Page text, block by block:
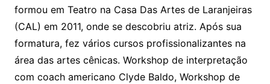
formou em Teatro na Casa Das Artes de Laranjeiras
(CAL) em 2011, onde se descobriu atriz. Após sua
formatura, fez vários cursos profissionalizantes na
área das artes cênicas. Workshop de interpretação
com coach americano Clyde Baldo, Workshop de